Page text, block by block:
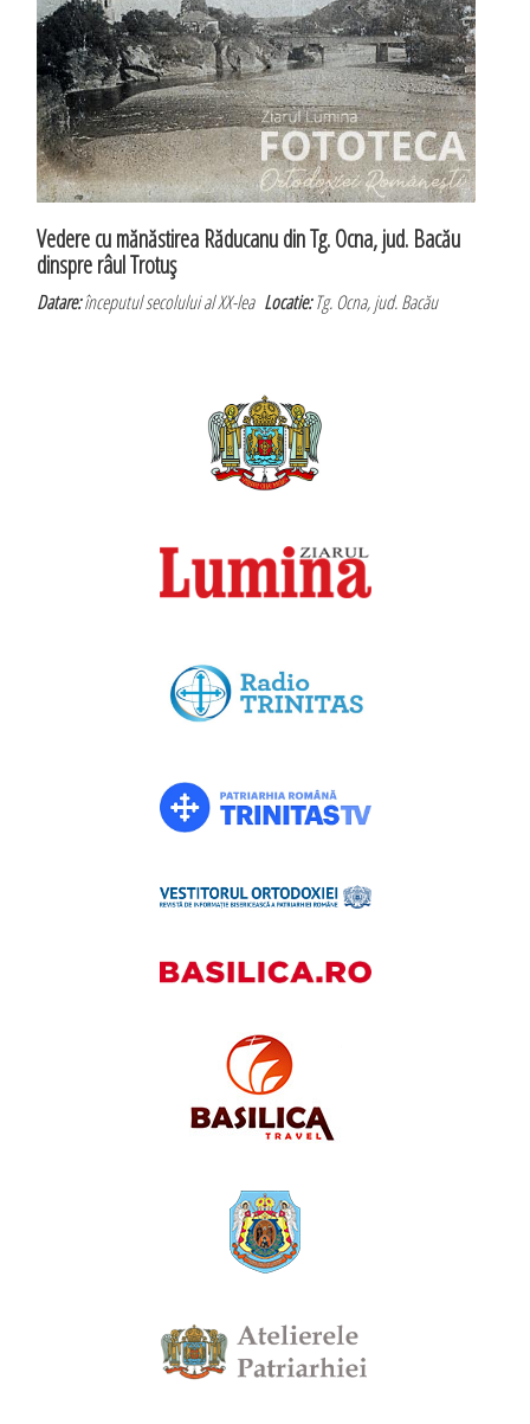
Vedere cu mănăstirea Răducanu din Tg. Ocna, jud. Bacău
dinspre râul Trotuş
Datare:începutul secolului al XX-leaLocatie:Tg. Ocna, jud. Bacău